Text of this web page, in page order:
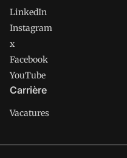
LinkedIn
Instagram
x
Facebook
YouTube
Carrière
Vacatures